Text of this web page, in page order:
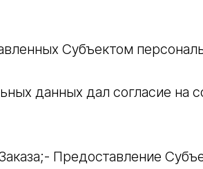
Субъектом
данных дал согласие на
Предоставление